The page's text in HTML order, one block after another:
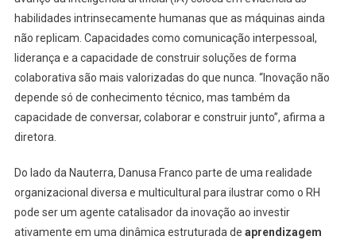
habilidades intrinsecamente humanas que as máquinas ainda
não replicam. Capacidades como comunicação interpessoal,
liderança e a capacidade de construir soluções de forma
colaborativa são mais valorizadas do que nunca. “Inovação não
depende só de conhecimento técnico, mas também da
capacidade de conversar, colaborar e construir junto”, afirma a
diretora.
Do lado da Nauterra, Danusa Franco parte de uma realidade
organizacional diversa e multicultural para ilustrar como o RH
pode ser um agente catalisador da inovação ao investir
ativamente em uma dinâmica estruturada de aprendizagem